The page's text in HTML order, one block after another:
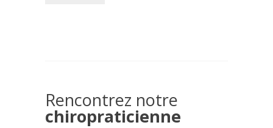
Rencontrez notre
chiropraticienne